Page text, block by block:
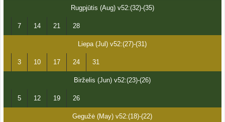
Rugpjūtis (Aug) v52:(32)-(35)
7 14 21 28
Liepa (Jul) v52:(27)-(31)
3 10 17 24 31
Birželis (Jun) v52:(23)-(26)
5 12 19 26
Gegužė (May) v52:(18)-(22)